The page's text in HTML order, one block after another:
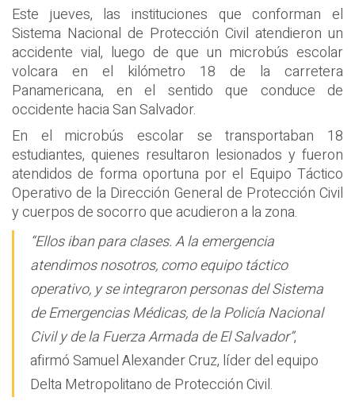
Este jueves, las instituciones que conforman el
Sistema Nacional de Protección Civil atendieron un
accidente vial, luego de que un microbús escolar
volcara en el kilómetro 18 de la carretera
Panamericana, en el sentido que conduce de
occidente hacia San Salvador.
En el microbús escolar se transportaban 18
estudiantes, quienes resultaron lesionados y fueron
atendidos de forma oportuna por el Equipo Táctico
Operativo de la Dirección General de Protección Civil
y cuerpos de socorro que acudieron a la zona.
“Ellos iban para clases. A la emergencia
atendimos nosotros, como equipo táctico
operativo, y se integraron personas del Sistema
de Emergencias Médicas, de la Policía Nacional
Civil y de la Fuerza Armada de El Salvador”,
afirmó Samuel Alexander Cruz, líder del equipo
Delta Metropolitano de Protección Civil.